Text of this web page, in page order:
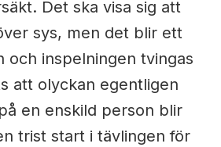
Det ska visa sig att
sys, men det blir ett
och inspelningen tvingas
att olyckan egentligen
en enskild person blir
trist start i tävlingen för